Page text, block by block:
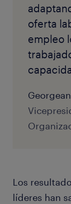
oferta
empleo
Los
líderes han